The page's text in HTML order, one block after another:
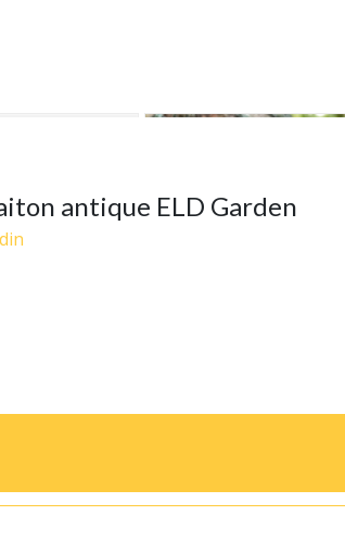
antique ELD Garden